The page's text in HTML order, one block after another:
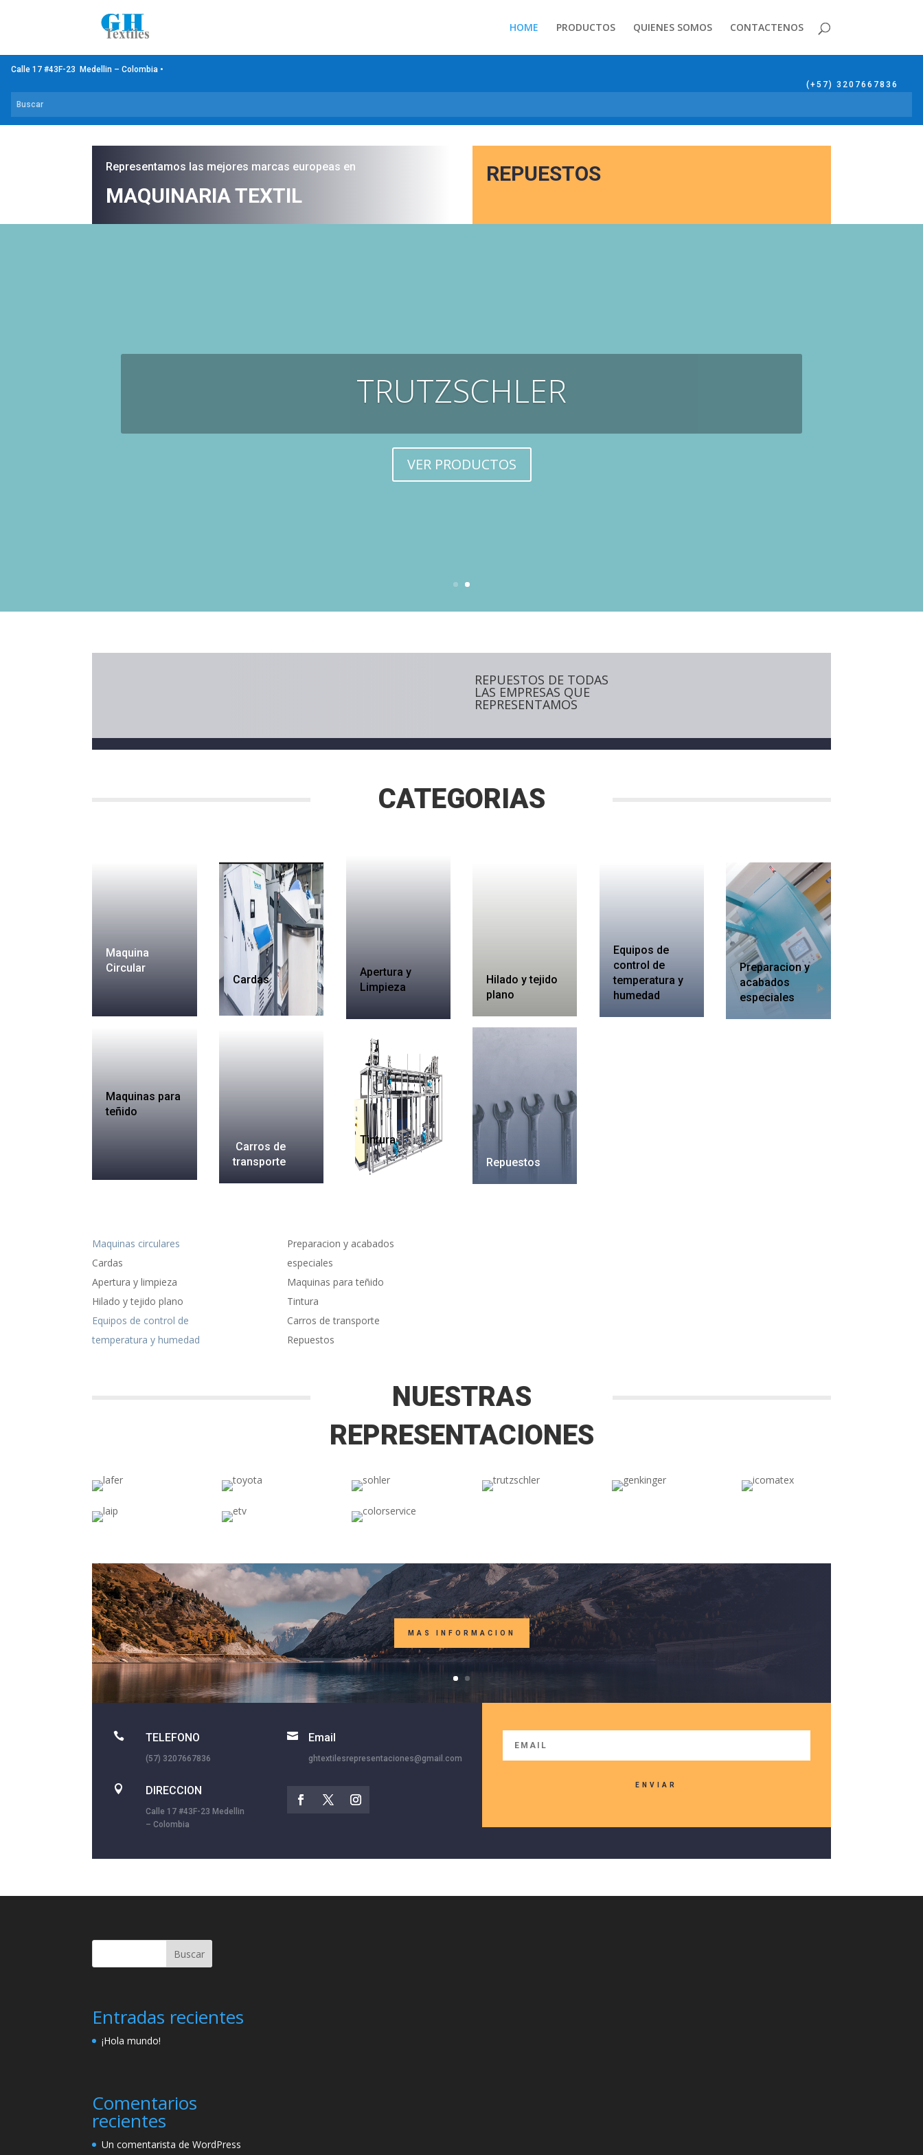
HOME PRODUCTOS QUIENES SOMOS CONTACTENOS
Calle 17 #43F-23 Medellin – Colombia •
(+57) 3207667836
Representamos las mejores marcas europeas en
MAQUINARIA TEXTIL
REPUESTOS
TRUTZSCHLER
VER PRODUCTOS
REPUESTOS DE TODAS
LAS EMPRESAS QUE
REPRESENTAMOS
CATEGORIAS
Maquina
Circular
Maquinas para
teñido
Cardas
Carros de
transporte
Apertura y
Limpieza
Tintura
Hilado y tejido
plano
Repuestos
Equipos de
control de
temperatura y
humedad
Preparacion y
acabados
especiales
Maquinas circulares
Cardas
Apertura y limpieza
Hilado y tejido plano
Equipos de control de
temperatura y humedad
Preparacion y acabados
especiales
Maquinas para teñido
Tintura
Carros de transporte
Repuestos
NUESTRAS
REPRESENTACIONES
MAS INFORMACION
 TELEFONO
(57) 3207667836
 DIRECCION
Calle 17 #43F-23 Medellin
– Colombia
 Email
ghtextilesrepresentaciones@gmail.com
ENVIAR
Buscar
Entradas recientes
¡Hola mundo!
Comentarios
recientes
Un comentarista de WordPress